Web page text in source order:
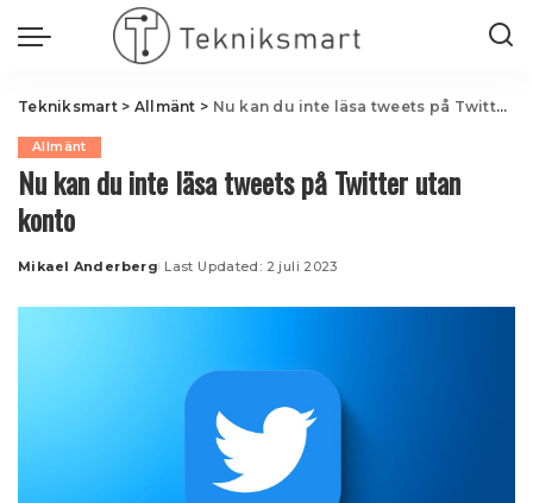
Tekniksmart> Allmänt > Nu kan du inte läsa tweets på Twitter utan konto
Allmänt
Nu kan du inte läsa tweets på Twitter utan
konto
Posted
Mikael Anderberg Last Updated: 2 juli 2023